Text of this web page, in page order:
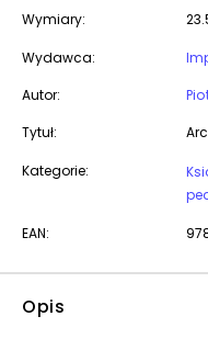
Wymiary:
Wydawca:
Autor:
Tytuł:
Kategorie:
EAN:
Opis